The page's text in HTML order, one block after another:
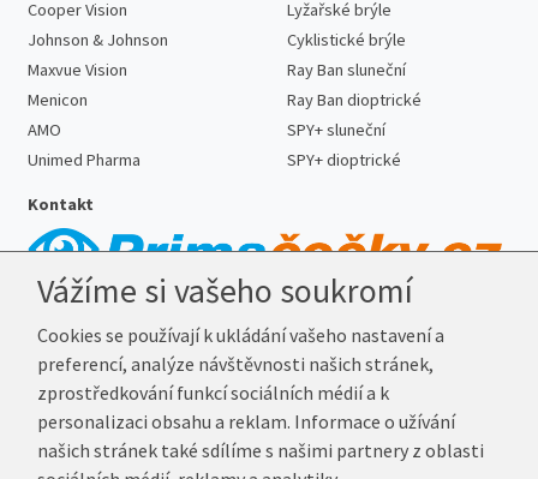
Cooper Vision
Johnson & Johnson
Maxvue Vision
Menicon
AMO
Unimed Pharma
Lyžařské brýle
Cyklistické brýle
Ray Ban sluneční
Ray Ban dioptrické
SPY+ sluneční
SPY+ dioptrické
Kontakt
E-mail:info@prima-cocky.cz
Reklamační adresa
Andrea Votavová
Revoluční 1017
290 01 Poděbrady
Vážíme si vašeho soukromí
Cookies se používají k ukládání vašeho nastavení a
preferencí, analýze návštěvnosti našich stránek,
zprostředkování funkcí sociálních médií a k
personalizaci obsahu a reklam. Informace o užívání
našich stránek také sdílíme s našimi partnery z oblasti